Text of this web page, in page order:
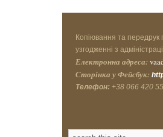
Копіювання та передрук
узгодженні з
Електронна адреса:
Сторінка у Фейсбук:
Телефон: +38 066 420